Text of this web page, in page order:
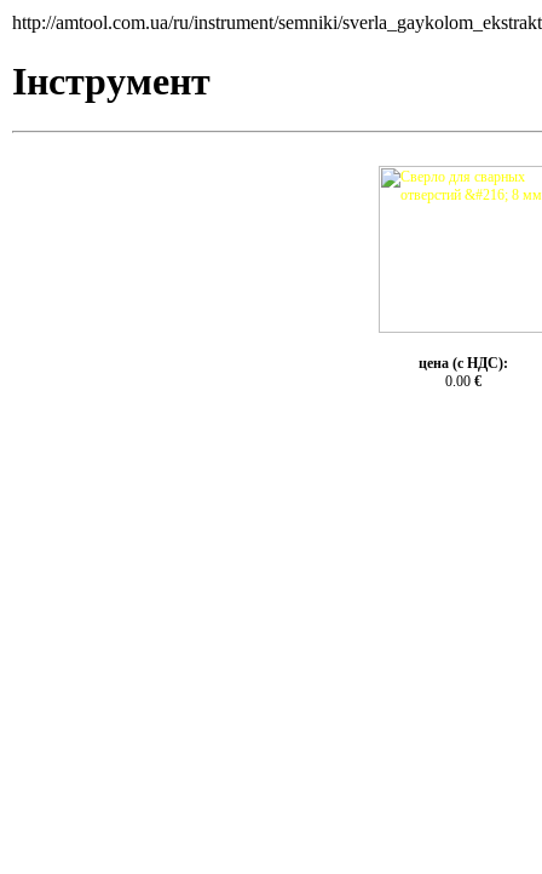
http://amtool.com.ua/ru/instrument/semniki/
Інструмент
цена (с НДС):
0.00 €